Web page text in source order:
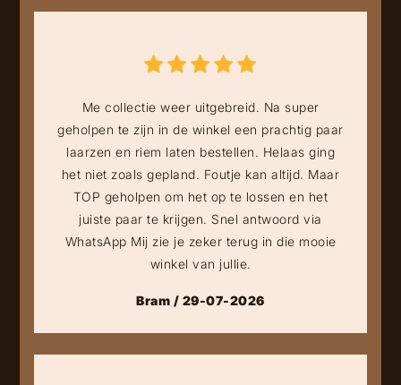
Me collectie weer uitgebreid. Na super
geholpen te zijn in de winkel een prachtig paar
laarzen en riem laten bestellen. Helaas ging
het niet zoals gepland. Foutje kan altijd. Maar
TOP geholpen om het op te lossen en het
juiste paar te krijgen. Snel antwoord via
WhatsApp Mij zie je zeker terug in die mooie
winkel van jullie.
Bram / 29-07-2026